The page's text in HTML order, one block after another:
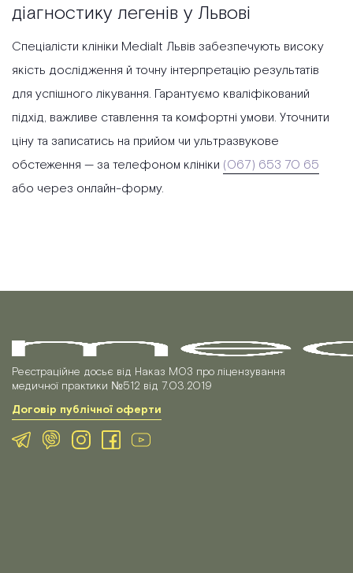
діагностику легенів у Львові
Спеціалісти клініки Medialt Львів забезпечують високу
якість дослідження й точну інтерпретацію результатів
для успішного лікування. Гарантуємо кваліфікований
підхід, важливе ставлення та комфортні умови. Уточнити
ціну та записатись на прийом чи ультразвукове
обстеження — за телефоном клініки (067) 653 70 65
або через онлайн-форму.
Реєстраційне досьє від Наказ МОЗ про ліцензування
медичної практики №512 від 7.03.2019
Договір публічної оферти